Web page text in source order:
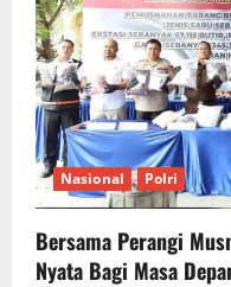
Nasional Polri
Bersama Perangi
Nyata Bagi Masa